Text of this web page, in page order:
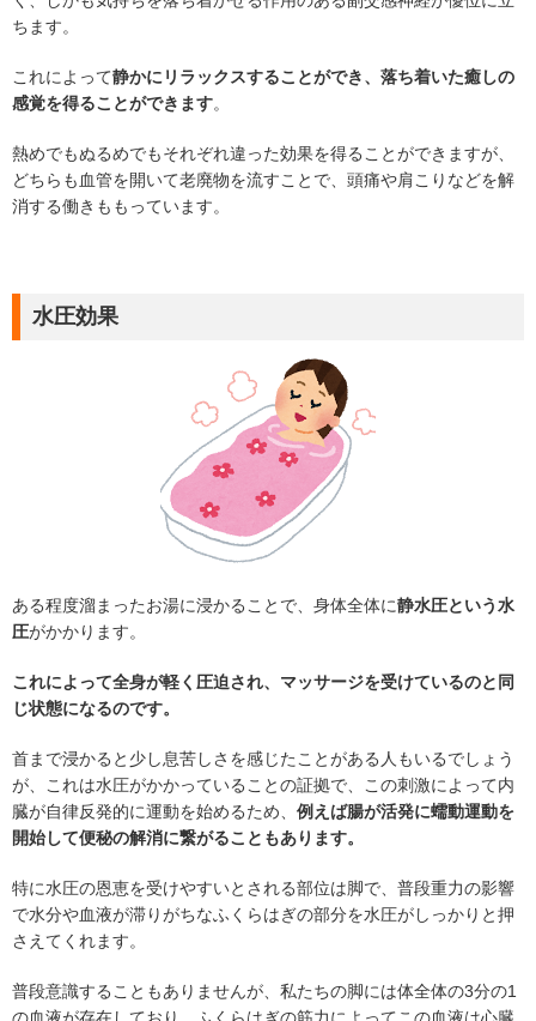
ちます。
これによって静かにリラックスすることができ、落ち着いた癒しの
感覚を得ることができます。
熱めでもぬるめでもそれぞれ違った効果を得ることができますが、
どちらも血管を開いて老廃物を流すことで、頭痛や肩こりなどを解
消する働きももっています。
水圧効果
ある程度溜まったお湯に浸かることで、身体全体に静水圧という水
圧がかかります。
これによって全身が軽く圧迫され、マッサージを受けているのと同
じ状態になるのです。
首まで浸かると少し息苦しさを感じたことがある人もいるでしょう
が、これは水圧がかかっていることの証拠で、この刺激によって内
臓が自律反発的に運動を始めるため、 例えば腸が活発に蠕動運動を
開始して便秘の解消に繋がることもあります。
特に水圧の恩恵を受けやすいとされる部位は脚で、普段重力の影響
で水分や血液が滞りがちなふくらはぎの部分を水圧がしっかりと押
さえてくれます。
普段意識することもありませんが、私たちの脚には体全体の3分の1